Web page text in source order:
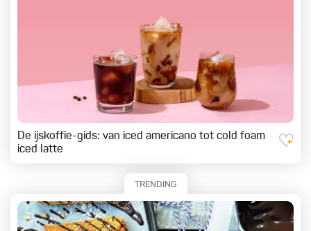
De ijskoffie-gids: van iced americano tot cold foam
iced latte
TRENDING